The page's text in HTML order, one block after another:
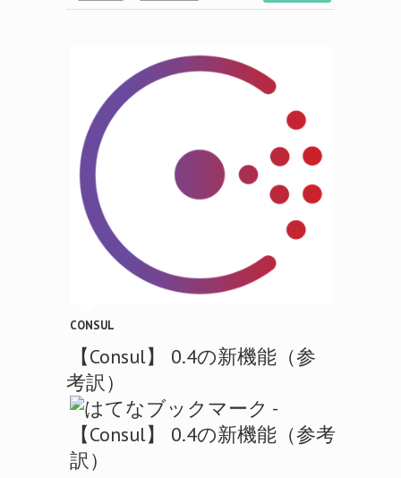
CONSUL
【Consul】 0.4の新機能（参
考訳）